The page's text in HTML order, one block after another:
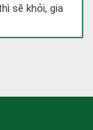
sẽ khỏi, gia